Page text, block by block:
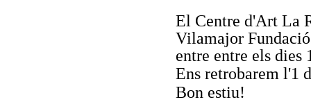
El Centre d'Art La
Vilamajor
entre entre els dies
Ens retrobarem l'1
Bon estiu!